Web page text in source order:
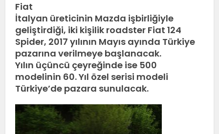
Fiat
İtalyan üreticinin Mazda işbirliğiyle
geliştirdiği, iki kişilik roadster Fiat 124
Spider, 2017 yılının Mayıs ayında Türkiye
pazarına verilmeye başlanacak.
Yılın üçüncü çeyreğinde ise 500
modelinin 60. Yıl özel serisi modeli
Türkiye’de pazara sunulacak.